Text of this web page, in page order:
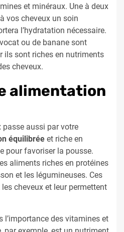
et minéraux. Une à deux
vos cheveux un soin
l’hydratation nécessaire.
ou de banane sont
ils sont riches en nutriments
cheveux.
alimentation
passe aussi par votre
équilibrée et riche en
pour favoriser la pousse.
aliments riches en protéines
et les légumineuses. Ces
cheveux et leur permettent
l’importance des vitamines et